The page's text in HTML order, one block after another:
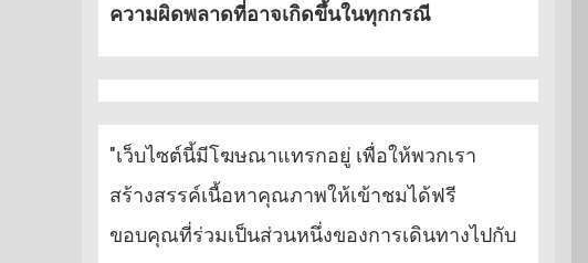
ความผิดพลาดที่อาจเกิดขึ้นในทุกกรณี
"เว็บไซต์นี้มีโฆษณาแทรกอยู่ เพื่อให้พวกเรา
สร้างสรรค์เนื้อหาคุณภาพให้เข้าชมได้ฟรี
ขอบคุณที่ร่วมเป็นส่วนหนึ่งของการเดินทางไปกับ